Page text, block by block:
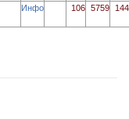
Инфо 106 5759 144